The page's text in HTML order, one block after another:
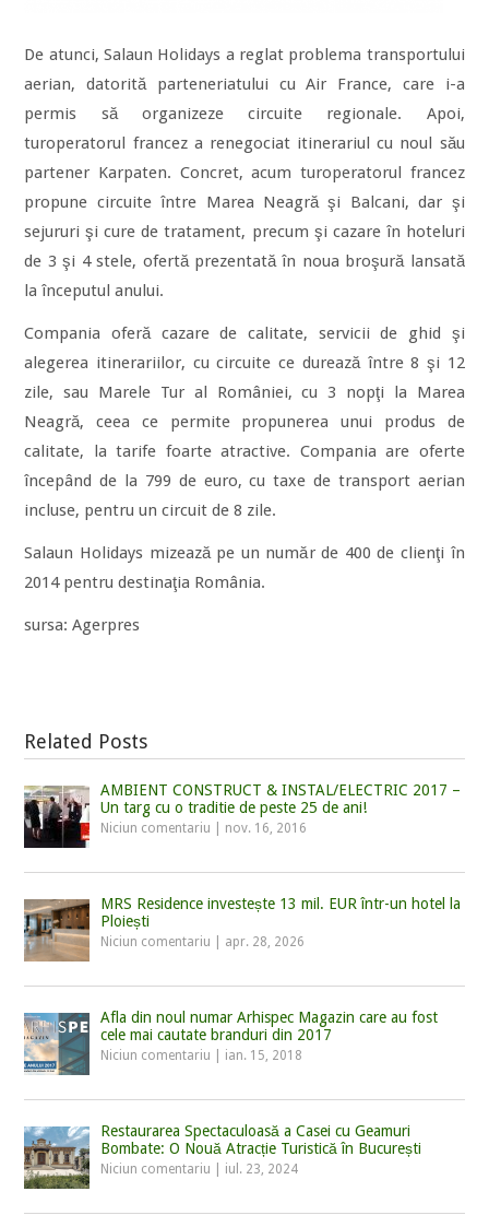
De atunci, Salaun Holidays a reglat problema transportului
aerian, datorită parteneriatului cu Air France, care i-a
permis să organizeze circuite regionale. Apoi,
turoperatorul francez a renegociat itinerariul cu noul său
partener Karpaten. Concret, acum turoperatorul francez
propune circuite între Marea Neagră şi Balcani, dar şi
sejururi şi cure de tratament, precum şi cazare în hoteluri
de 3 şi 4 stele, ofertă prezentată în noua broşură lansată
la începutul anului.
Compania oferă cazare de calitate, servicii de ghid şi
alegerea itinerariilor, cu circuite ce durează între 8 şi 12
zile, sau Marele Tur al României, cu 3 nopţi la Marea
Neagră, ceea ce permite propunerea unui produs de
calitate, la tarife foarte atractive. Compania are oferte
începând de la 799 de euro, cu taxe de transport aerian
incluse, pentru un circuit de 8 zile.
Salaun Holidays mizează pe un număr de 400 de clienţi în
2014 pentru destinaţia România.
sursa: Agerpres
Related Posts
AMBIENT CONSTRUCT & INSTAL/ELECTRIC 2017 –
Un targ cu o traditie de peste 25 de ani!
Niciun comentariu nov. 16, 2016
MRS Residence investește 13 mil. EUR într-un hotel la
Ploiești
Niciun comentariu apr. 28, 2026
Afla din noul numar Arhispec Magazin care au fost
cele mai cautate branduri din 2017
Niciun comentariu ian. 15, 2018
Restaurarea Spectaculoasă a Casei cu Geamuri
Bombate: O Nouă Atracție Turistică în București
Niciun comentariu iul. 23, 2024